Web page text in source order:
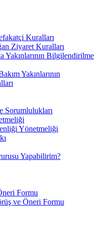
Kuralları
Ziyaret Kuralları
Yakınlarının Bilgilendirilme
Yakınlarının
Sorumlulukları
Yönetmeliği
Yapabilirim?
Formu
ve Öneri Formu